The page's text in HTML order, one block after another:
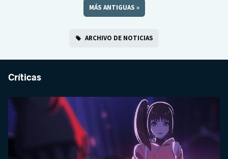
MÁS ANTIGUAS »
ARCHIVO DE NOTICIAS
Críticas